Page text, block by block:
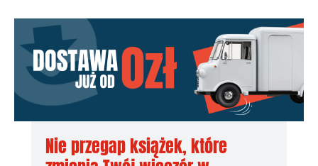
Nie przegap książek, które